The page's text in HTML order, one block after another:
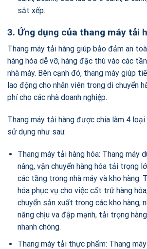
sắt xếp.
3. Ứng dụng của thang máy tải
Thang máy tải hàng giúp bảo đảm an
hàng hóa dễ vỡ, hàng đặc thù vào các
nhà máy. Bên cạnh đó, thang máy giúp
lao động cho nhân viên trong di chuyển
phí cho các nhà doanh nghiệp.
Thang máy tải hàng được chia làm 4
sử dụng như sau:
Thang máy tải hàng hóa: Thang máy
nâng, vận chuyển hàng hóa tải trọng
các tầng trong nhà máy và kho hàng.
hóa phục vụ cho việc cất trữ hàng
chuyển sản xuất trong các kho hàng,
năng chịu va đập mạnh, tải trọng
nhanh chóng.
Thang máy tải thực phẩm: Thang